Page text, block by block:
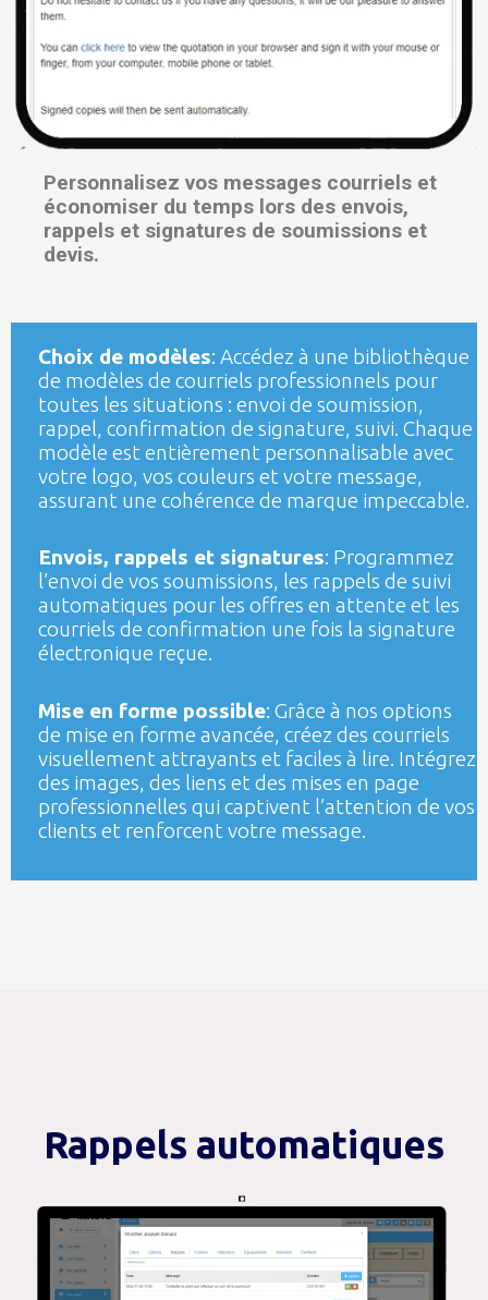
Personnalisez vos messages courriels et
économiser du temps lors des envois,
rappels et signatures de soumissions et
devis.
Choix de modèles: Accédez à une bibliothèque
de modèles de courriels professionnels pour
toutes les situations : envoi de soumission,
rappel, confirmation de signature, suivi. Chaque
modèle est entièrement personnalisable avec
votre logo, vos couleurs et votre message,
assurant une cohérence de marque impeccable.
Envois, rappels et signatures: Programmez
l’envoi de vos soumissions, les rappels de suivi
automatiques pour les offres en attente et les
courriels de confirmation une fois la signature
électronique reçue.
Mise en forme possible: Grâce à nos options
de mise en forme avancée, créez des courriels
visuellement attrayants et faciles à lire. Intégrez
des images, des liens et des mises en page
professionnelles qui captivent l’attention de vos
clients et renforcent votre message.
Rappels automatiques